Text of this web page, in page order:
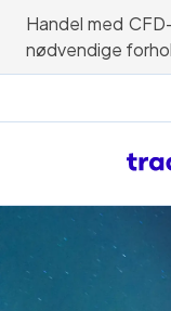
Handel med
nødvendige